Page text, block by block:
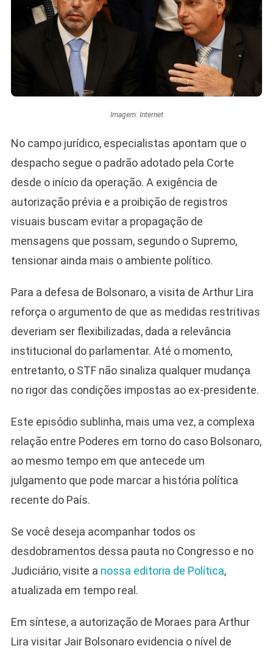
Imagem: Internet
No campo jurídico, especialistas apontam que o
despacho segue o padrão adotado pela Corte
desde o início da operação. A exigência de
autorização prévia e a proibição de registros
visuais buscam evitar a propagação de
mensagens que possam, segundo o Supremo,
tensionar ainda mais o ambiente político.
Para a defesa de Bolsonaro, a visita de Arthur Lira
reforça o argumento de que as medidas restritivas
deveriam ser flexibilizadas, dada a relevância
institucional do parlamentar. Até o momento,
entretanto, o STF não sinaliza qualquer mudança
no rigor das condições impostas ao ex-presidente.
Este episódio sublinha, mais uma vez, a complexa
relação entre Poderes em torno do caso Bolsonaro,
ao mesmo tempo em que antecede um
julgamento que pode marcar a história política
recente do País.
Se você deseja acompanhar todos os
desdobramentos dessa pauta no Congresso e no
Judiciário, visite a nossa editoria de Política,
atualizada em tempo real.
Em síntese, a autorização de Moraes para Arthur
Lira visitar Jair Bolsonaro evidencia o nível de